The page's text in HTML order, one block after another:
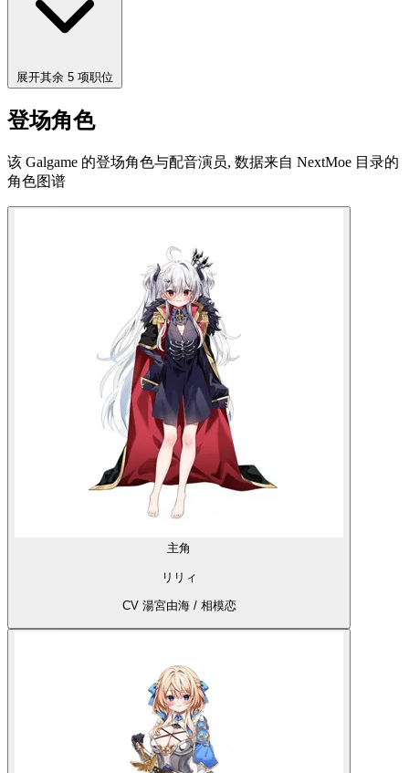
展开其余 5 项职位
登场角色
该 Galgame 的登场角色与配音演员, 数据来自 NextMoe 目录的
角色图谱
主角
リリィ
CV 湯宮由海 / 相模恋